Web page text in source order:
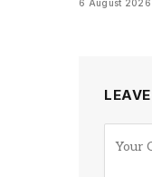
6 August 2026